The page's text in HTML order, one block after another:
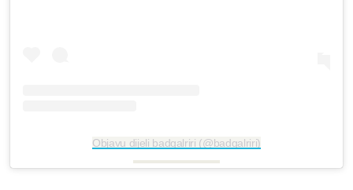
Objavu dijeli badgalriri (@badgalriri)